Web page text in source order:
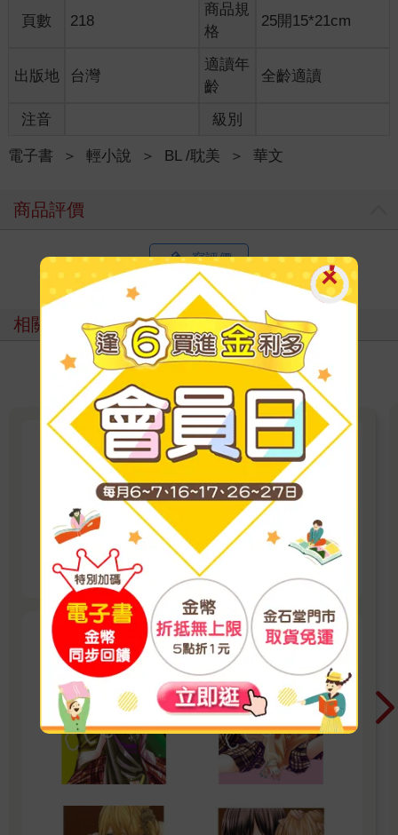
頁數 218
商品規
格
25開15*21cm
出版地 台灣
適讀年
齡
全齡適讀
注音 級別
電子書 ＞ 輕小說 ＞ BL /耽美 ＞ 華文
商品評價
寫評價
相關主題
【百合】經典必讀＆小編推薦
收錄其他經典人氣作品與小編私心推薦書單，從
入門必讀到值得反覆回味的名作，帶你一次補齊
百合書櫃中的經典收藏。
看更多